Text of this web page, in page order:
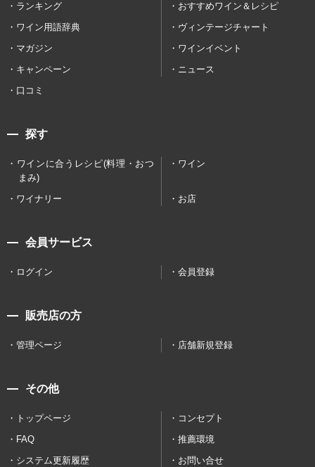
ランキング
おすすめワイン＆レシピ
ワイン用語辞典
ヴィンテージチャート
マガジン
ワインイベント
キャンペーン
ニュース
口コミ
探す
ワインに合うレシピ(料理・おつ
まみ)
ワイン
ワイナリー お店
会員サービス
ログイン 会員登録
販売店の方
管理ページ 店舗新規登録
その他
トップページ
コンセプト
FAQ
推薦環境
システム更新履歴
お問い合せ